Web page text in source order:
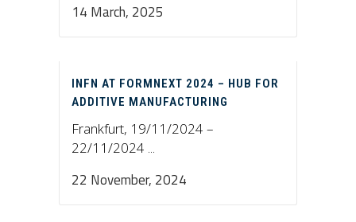
14 March, 2025
INFN AT FORMNEXT 2024 – HUB FOR
ADDITIVE MANUFACTURING
Frankfurt, 19/11/2024 –
22/11/2024 ...
22 November, 2024